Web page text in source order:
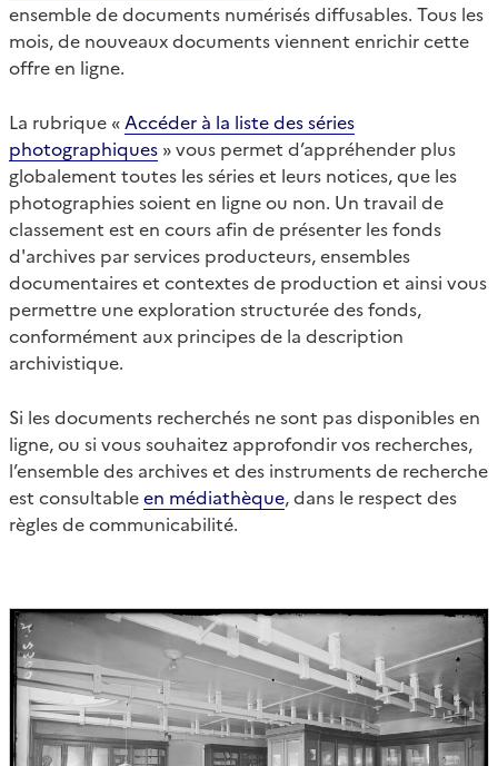
ensemble de documents numérisés diffusables. Tous les
mois, de nouveaux documents viennent enrichir cette
offre en ligne.
La rubrique « Accéder à la liste des séries
photographiques » vous permet d’appréhender plus
globalement toutes les séries et leurs notices, que les
photographies soient en ligne ou non. Un travail de
classement est en cours afin de présenter les fonds
d'archives par services producteurs, ensembles
documentaires et contextes de production et ainsi vous
permettre une exploration structurée des fonds,
conformément aux principes de la description
archivistique.
Si les documents recherchés ne sont pas disponibles en
ligne, ou si vous souhaitez approfondir vos recherches,
l’ensemble des archives et des instruments de recherche
est consultableen médiathèque, dans le respect des
règles de communicabilité.